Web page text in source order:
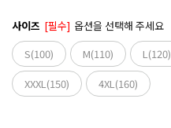
사이즈 [필수] 옵션을 선택해 주세요
S(100)
M(110) L(120)
XXXL(150)
4XL(160)